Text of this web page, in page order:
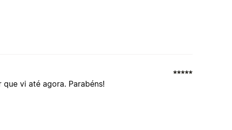
que vi até agora. Parabéns!